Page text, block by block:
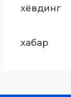
хёвдинг
хабар